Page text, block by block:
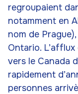
regroupaient
notamment en
nom de
Ontario.
vers le Canada
rapidement
personnes